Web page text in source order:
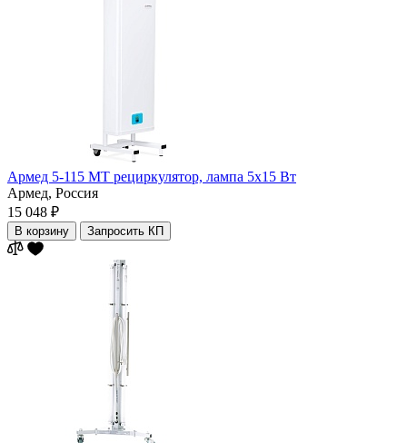
Армед 5-115 МТ рециркулятор, лампа 5х15 Вт
Армед, Россия
15 048 ₽
В корзину Запросить КП